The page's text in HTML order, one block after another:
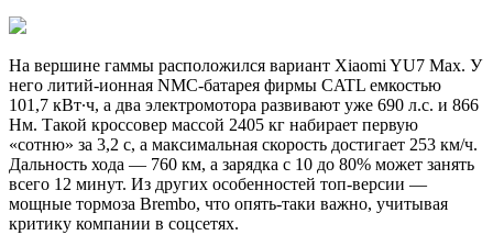
На вершине гаммы расположился вариант Xiaomi YU7 Max. У
него литий-ионная NMC-батарея фирмы CATL емкостью
101,7 кВт∙ч, а два электромотора развивают уже 690 л.с. и 866
Нм. Такой кроссовер массой 2405 кг набирает первую
«сотню» за 3,2 с, а максимальная скорость достигает 253 км/ч.
Дальность хода — 760 км, а зарядка с 10 до 80% может занять
всего 12 минут. Из других особенностей топ-версии —
мощные тормоза Brembo, что опять-таки важно, учитывая
критику компании в соцсетях.